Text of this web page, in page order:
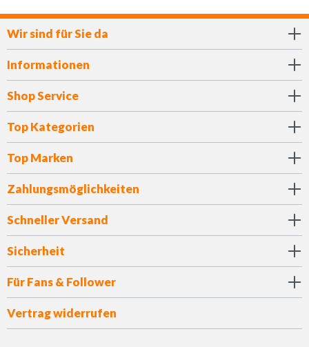
Wir sind für Sie da
Informationen
Shop Service
Top Kategorien
Top Marken
Zahlungsmöglichkeiten
Schneller Versand
Sicherheit
Für Fans & Follower
Vertrag widerrufen